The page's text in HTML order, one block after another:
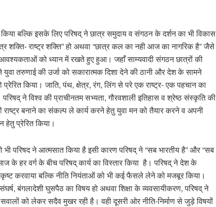
बल्कि इसके लिए परिषद् ने छात्र समुदाय व संगठन के दर्शन का भी विकास
शक्ति- राष्ट्र शक्ति” हो अथवा “छात्र कल का नही आज का नागरिक है” जैसे
को ध्यान में रखते हुए हुआ। जहाँ साम्यवादी संगठन छात्रों की
तरुणाई की उर्जा को सकारात्मक दिशा देने की ठानी और देश के सामने
किया। जाति, पंथ, क्षेत्र, रंग, लिंग से परे एक राष्ट्र- एक पहचान का
परिषद् ने विश्व की प्राचीनतम सभ्यता, गौरवशाली इतिहास व श्रेष्ठ संस्कृति की
राष्ट्र बनाने का संकल्प ले कार्य करने हेतु युवा मन को तैयार करने व अपनी
हेतु प्रेरित किया।
परिषद ने आत्मसात किया है इसी कारण परिषद् ने “सब भारतीय है” और “सब
के हर वर्ग के बीच परिषद् कार्य का विस्तार किया है। परिषद् ने देश के
करवाया बल्कि नीति नियंताओं को भी कई फैसले लेने को मजबूर किया।
बंगलादेशी घुसपैठ का विषय हो अथवा शिक्षा के व्यवसायीकरण, परिषद् ने
सवालों को लेकर सदैव मुखर रही है। वही दूसरी ओर नीति-निर्माण से जुड़े विषयों